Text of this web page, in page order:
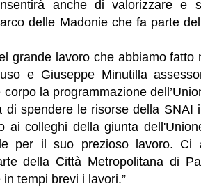
anche di valorizzare e
delle Madonie che fa parte
grande lavoro che abbiamo fatto
e Giuseppe Minutilla
la programmazione
spendere le risorse della SNAI
ai colleghi della giunta
per il suo prezioso lavoro. Ci
della Città Metropolitana di
tempi brevi i lavori.”